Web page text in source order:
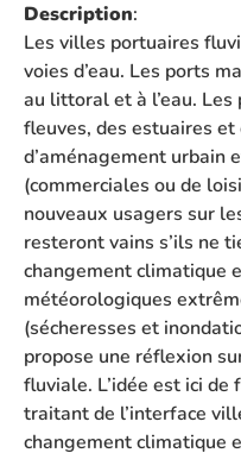
Description:
Les villes portuaires
voies d’eau. Les ports
au littoral et à l’eau.
fleuves, des estuaires
d’aménagement urbain
(commerciales ou de
nouveaux usagers sur
resteront vains s’ils ne
changement climatique
météorologiques
(sécheresses et
propose une réflexion
fluviale. L’idée est ici
traitant de l’interface
changement climatique